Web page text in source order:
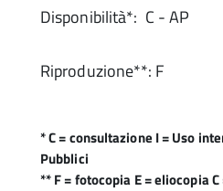
Disponibilità*: C - AP
Riproduzione**: F
* C = consultazione I = Uso
Pubblici
** F = fotocopia E = eliocopia